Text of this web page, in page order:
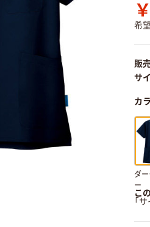
希
販
サ
カ
ダ
ー
こ
「